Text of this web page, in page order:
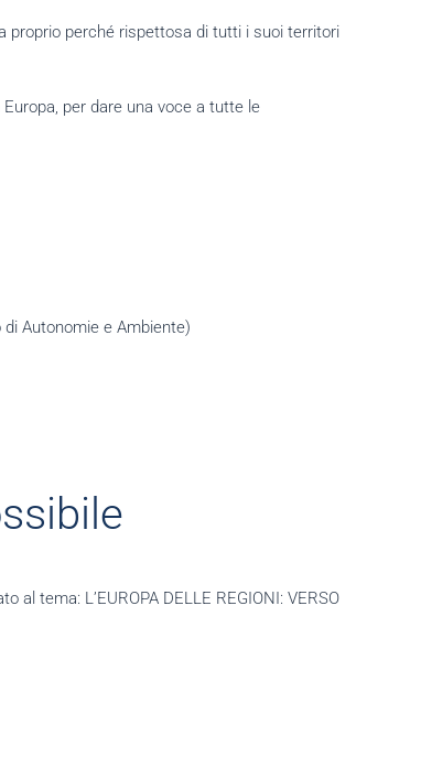
proprio perché rispettosa di tutti i suoi territori
per dare una voce a tutte le
Autonomie e Ambiente)
tema: L’EUROPA DELLE REGIONI: VERSO